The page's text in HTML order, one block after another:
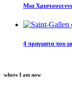
Μια
4 πραγματα που
where I am now